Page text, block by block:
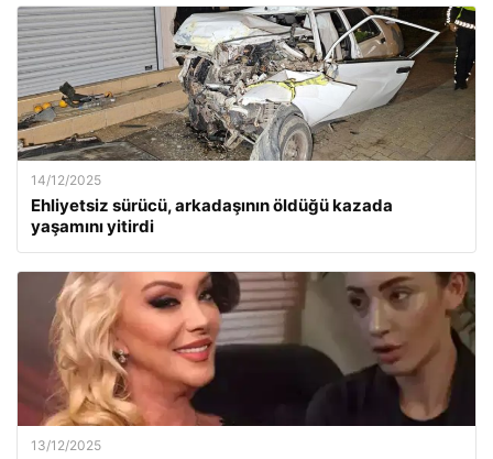
14/12/2025
Ehliyetsiz sürücü, arkadaşının öldüğü kazada
yaşamını yitirdi
13/12/2025